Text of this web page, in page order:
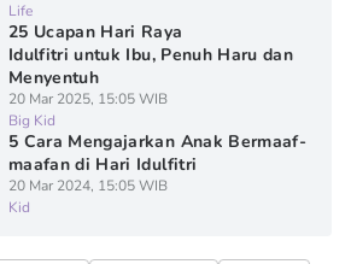
Life
25 Ucapan Hari Raya
Idulfitri untuk Ibu, Penuh Haru dan
Menyentuh
20 Mar 2025, 15:05 WIB
Big Kid
5 Cara Mengajarkan Anak Bermaaf-
maafan di Hari Idulfitri
20 Mar 2024, 15:05 WIB
Kid